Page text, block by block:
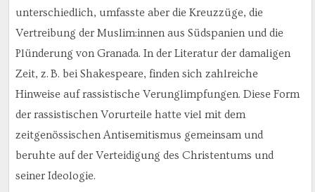
unterschiedlich, umfasste aber die Kreuzzüge, die
Vertreibung der Muslim:innen aus Südspanien und die
Plünderung von Granada. In der Literatur der damaligen
Zeit, z. B. bei Shakespeare, finden sich zahlreiche
Hinweise auf rassistische Verunglimpfungen. Diese Form
der rassistischen Vorurteile hatte viel mit dem
zeitgenössischen Antisemitismus gemeinsam und
beruhte auf der Verteidigung des Christentums und
seiner Ideologie.